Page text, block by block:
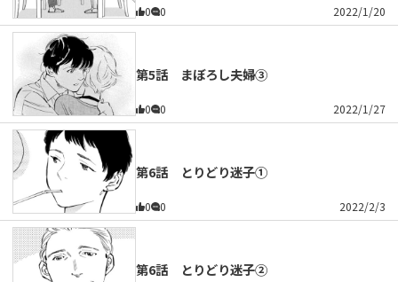
0 0 2022/1/20
第5話 まぼろし夫婦③
0 0 2022/1/27
第6話 とりどり迷子①
0 0 2022/2/3
第6話 とりどり迷子②